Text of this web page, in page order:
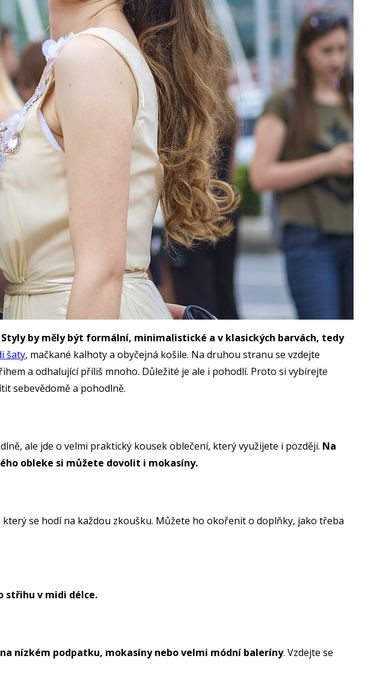
Styly by měly být formální, minimalistické a v klasických barvách, tedy
šaty, mačkané kalhoty a obyčejná košile. Na druhou stranu se vzdejte
a odhalující příliš mnoho. Důležité je ale i pohodlí. Proto si vybírejte
sebevědomě a pohodlně.
ale jde o velmi praktický kousek oblečení, který využijete i později. Na
obleke si můžete dovolit i mokasíny.
se hodí na každou zkoušku. Můžete ho okořenit o doplňky, jako třeba
střihu v midi délce.
nízkém podpatku, mokasíny nebo velmi módní baleríny. Vzdejte se